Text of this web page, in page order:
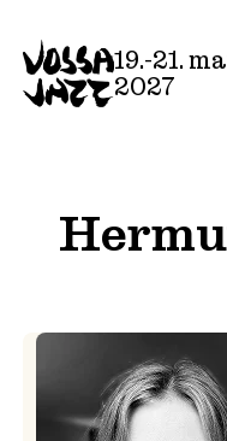
to
content
19.-21.
2027